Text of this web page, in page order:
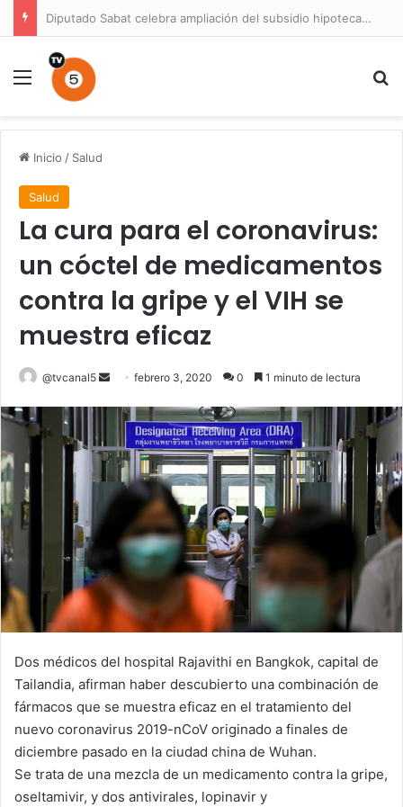
Diputado Sabat celebra ampliación del subsidio hipotecario con viviendas de hasta 6.000 UF
Menú
Inicio / Salud
Salud
La cura para el coronavirus:
un cóctel de medicamentos
contra la gripe y el VIH se
muestra eficaz
@tvcanal5
Send
email
febrero 3, 2020 0 1 minuto de lectura
Dos médicos del hospital Rajavithi en Bangkok, capital de
Tailandia, afirman haber descubierto una combinación de
fármacos que se muestra eficaz en el tratamiento del
nuevo coronavirus 2019-nCoV originado a finales de
diciembre pasado en la ciudad china de Wuhan.
Se trata de una mezcla de un medicamento contra la gripe,
oseltamivir, y dos antivirales, lopinavir y